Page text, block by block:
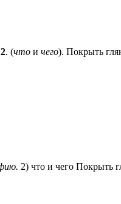
2. (что и чего). Покрыть
2) что и чего Покрыть